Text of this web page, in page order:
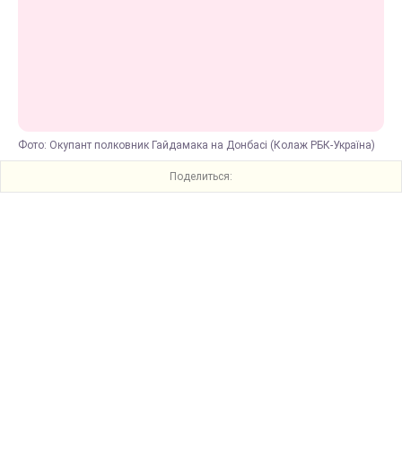
Фото: Окупант полковник Гайдамака на Донбасі (Колаж РБК-Україна)
Поделиться: